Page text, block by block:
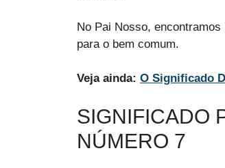
No Pai Nosso,
para o bem comum.
Veja ainda: O Significado
SIGNIFICADO
NÚMERO 7